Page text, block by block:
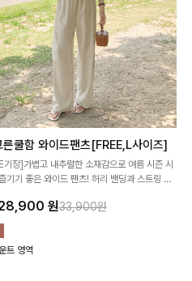
른쿨함 와이드팬츠[FREE,L사이즈]
장]가볍고 내추럴한 소재감으로 여름 시즌 시
기기 좋은 와이드 팬츠! 허리 밴딩과 스트링 디
군살을 자연스럽게 커버해준답니다:)
원33,900원
트 영역